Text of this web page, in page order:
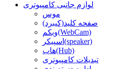
لوازم جانبی کامپیوتری
موس
صفحه کلید(کیبرد)
وبکم(WebCam)
اسپیکر(speaker)
هاب(Hub)
تبدیلات کامپیوتری